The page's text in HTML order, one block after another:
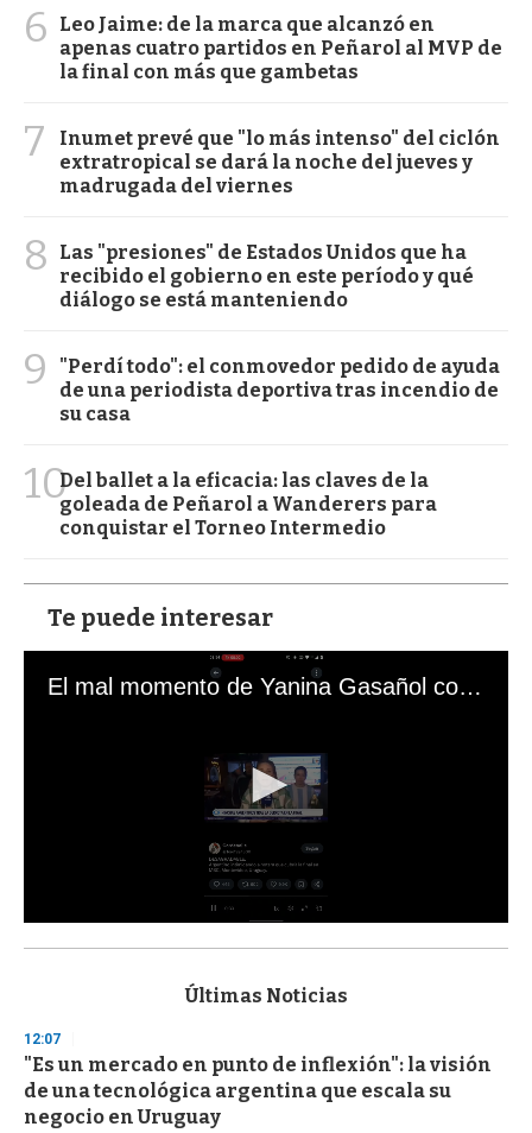
6
Leo Jaime: de la marca que alcanzó en
apenas cuatro partidos en Peñarol al MVP de
la final con más que gambetas
7
Inumet prevé que "lo más intenso" del ciclón
extratropical se dará la noche del jueves y
madrugada del viernes
8
Las "presiones" de Estados Unidos que ha
recibido el gobierno en este período y qué
diálogo se está manteniendo
9
"Perdí todo": el conmovedor pedido de ayuda
de una periodista deportiva tras incendio de
su casa
10Del ballet a la eficacia: las claves de la
goleada de Peñarol a Wanderers para
conquistar el Torneo Intermedio
Te puede interesar
El mal momento de Yanina Gasañol con un hincha argentino en "Subrayado"
s
d
s
o
f
3
Últimas Noticias
12:07
"Es un mercado en punto de inflexión": la visión
de una tecnológica argentina que escala su
negocio en Uruguay